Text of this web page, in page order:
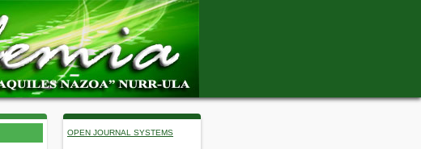
OPEN JOURNAL SYSTEMS